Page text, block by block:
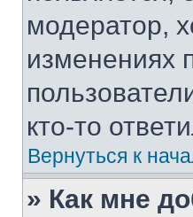
модератор,
изменениях
кто-то
Вернуться к
» Как мне